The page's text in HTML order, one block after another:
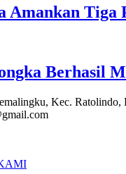
Amankan Tiga
Berhasil
Kec. Ratolindo,